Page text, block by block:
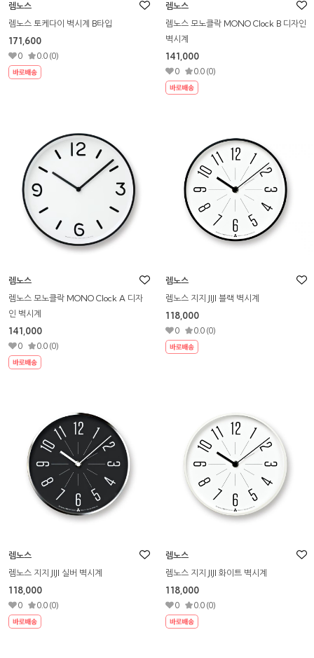
렘노스
렘노스 토케다이 벽시계 B타입
171,600
0 0.0 (0)
렘노스
렘노스 모노클락 MONO Clock B 디자인
벽시계
141,000
0 0.0 (0)
렘노스
렘노스 모노클락 MONO Clock A 디자
인 벽시계
141,000
0 0.0 (0)
렘노스
렘노스 지지 JIJI 블랙 벽시계
118,000
0 0.0 (0)
렘노스
렘노스 지지 JIJI 실버 벽시계
118,000
0 0.0 (0)
렘노스
렘노스 지지 JIJI 화이트 벽시계
118,000
0 0.0 (0)